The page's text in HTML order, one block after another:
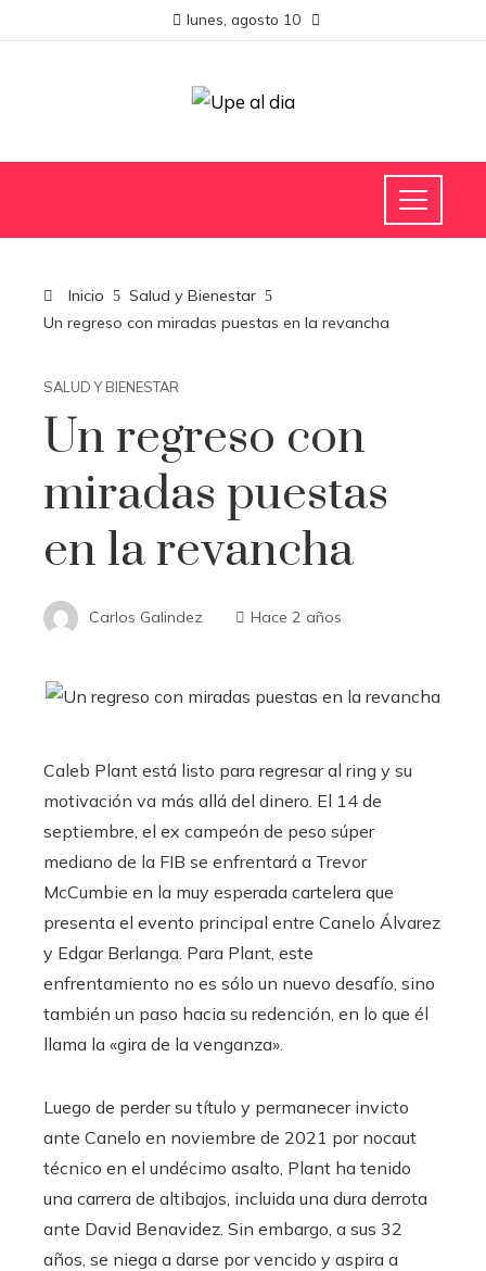
lunes, agosto 10
Inicio
Salud y Bienestar
Un regreso con miradas puestas en la revancha
SALUD Y BIENESTAR
Un regreso con
miradas puestas
en la revancha
Carlos Galindez Hace 2 años
Caleb Plant está listo para regresar al ring y su
motivación va más allá del dinero. El 14 de
septiembre, el ex campeón de peso súper
mediano de la FIB se enfrentará a Trevor
McCumbie en la muy esperada cartelera que
presenta el evento principal entre Canelo Álvarez
y Edgar Berlanga. Para Plant, este
enfrentamiento no es sólo un nuevo desafío, sino
también un paso hacia su redención, en lo que él
llama la «gira de la venganza».
Luego de perder su título y permanecer invicto
ante Canelo en noviembre de 2021 por nocaut
técnico en el undécimo asalto, Plant ha tenido
una carrera de altibajos, incluida una dura derrota
ante David Benavidez. Sin embargo, a sus 32
años, se niega a darse por vencido y aspira a